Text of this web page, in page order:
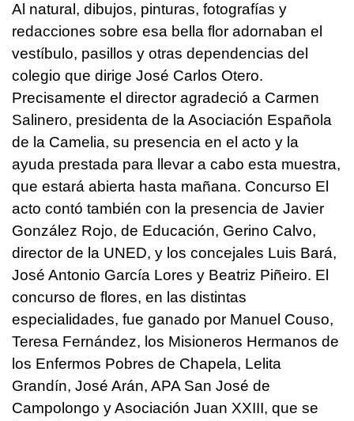
Al natural, dibujos, pinturas, fotografías y
redacciones sobre esa bella flor adornaban el
vestíbulo, pasillos y otras dependencias del
colegio que dirige José Carlos Otero.
Precisamente el director agradeció a Carmen
Salinero, presidenta de la Asociación Española
de la Camelia, su presencia en el acto y la
ayuda prestada para llevar a cabo esta muestra,
que estará abierta hasta mañana. Concurso El
acto contó también con la presencia de Javier
González Rojo, de Educación, Gerino Calvo,
director de la UNED, y los concejales Luis Bará,
José Antonio García Lores y Beatriz Piñeiro. El
concurso de flores, en las distintas
especialidades, fue ganado por Manuel Couso,
Teresa Fernández, los Misioneros Hermanos de
los Enfermos Pobres de Chapela, Lelita
Grandín, José Arán, APA San José de
Campolongo y Asociación Juan XXIII, que se